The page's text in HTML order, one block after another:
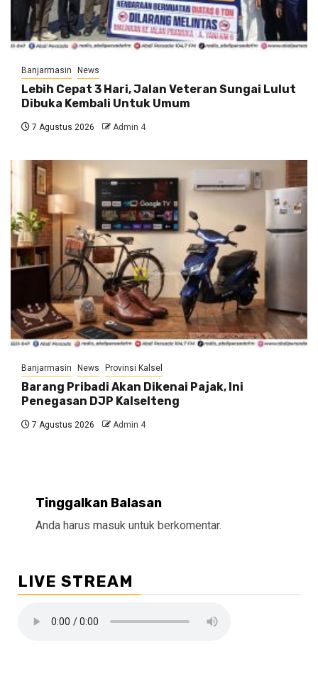
Banjarmasin News
Lebih Cepat 3 Hari, Jalan Veteran Sungai Lulut
Dibuka Kembali Untuk Umum
7 Agustus 2026 Admin 4
Banjarmasin News Provinsi Kalsel
Barang Pribadi Akan Dikenai Pajak, Ini
Penegasan DJP Kalselteng
7 Agustus 2026 Admin 4
Tinggalkan Balasan
Anda harus masuk untuk berkomentar.
LIVE STREAM